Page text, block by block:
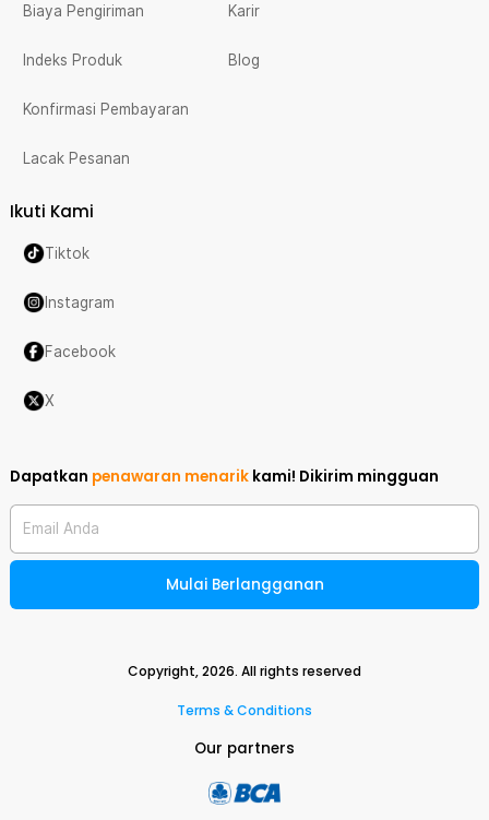
Biaya Pengiriman
Indeks Produk
Konfirmasi Pembayaran
Lacak Pesanan
Karir
Blog
Ikuti Kami
Tiktok
Instagram
Facebook
X
Dapatkan penawaran menarik kami! Dikirim mingguan
Email Anda
Mulai Berlangganan
Copyright,2026. All rights reserved
Terms & Conditions
Our partners